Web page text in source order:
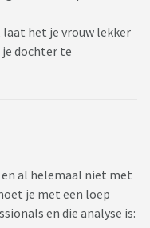
het je vrouw lekker
dochter te
al helemaal niet met
je met een loep
en die analyse is: